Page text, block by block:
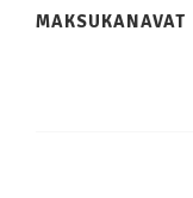
MAKSUKANAVAT